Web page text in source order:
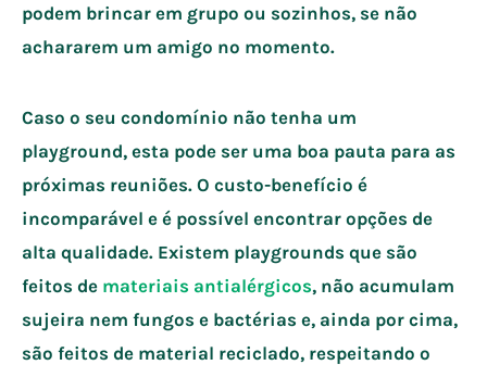
podem brincar em grupo ou sozinhos, se não
achararem um amigo no momento.
Caso o seu condomínio não tenha um
playground, esta pode ser uma boa pauta para as
próximas reuniões. O custo-benefício é
incomparável e é possível encontrar opções de
alta qualidade. Existem playgrounds que são
feitos de materiais antialérgicos, não acumulam
sujeira nem fungos e bactérias e, ainda por cima,
são feitos de material reciclado, respeitando o